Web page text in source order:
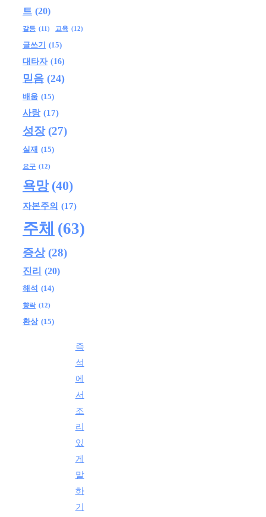
트 (20)
갈등 (11) 교육 (12)
글쓰기 (15)
대타자 (16)
믿음 (24)
배움 (15)
사랑 (17)
성장 (27)
실재 (15)
요구 (12)
욕망 (40)
자본주의 (17)
주체 (63)
증상 (28)
진리 (20)
해석 (14)
향락 (12)
환상 (15)
즉
석
에
서
조
리
있
게
말
하
기